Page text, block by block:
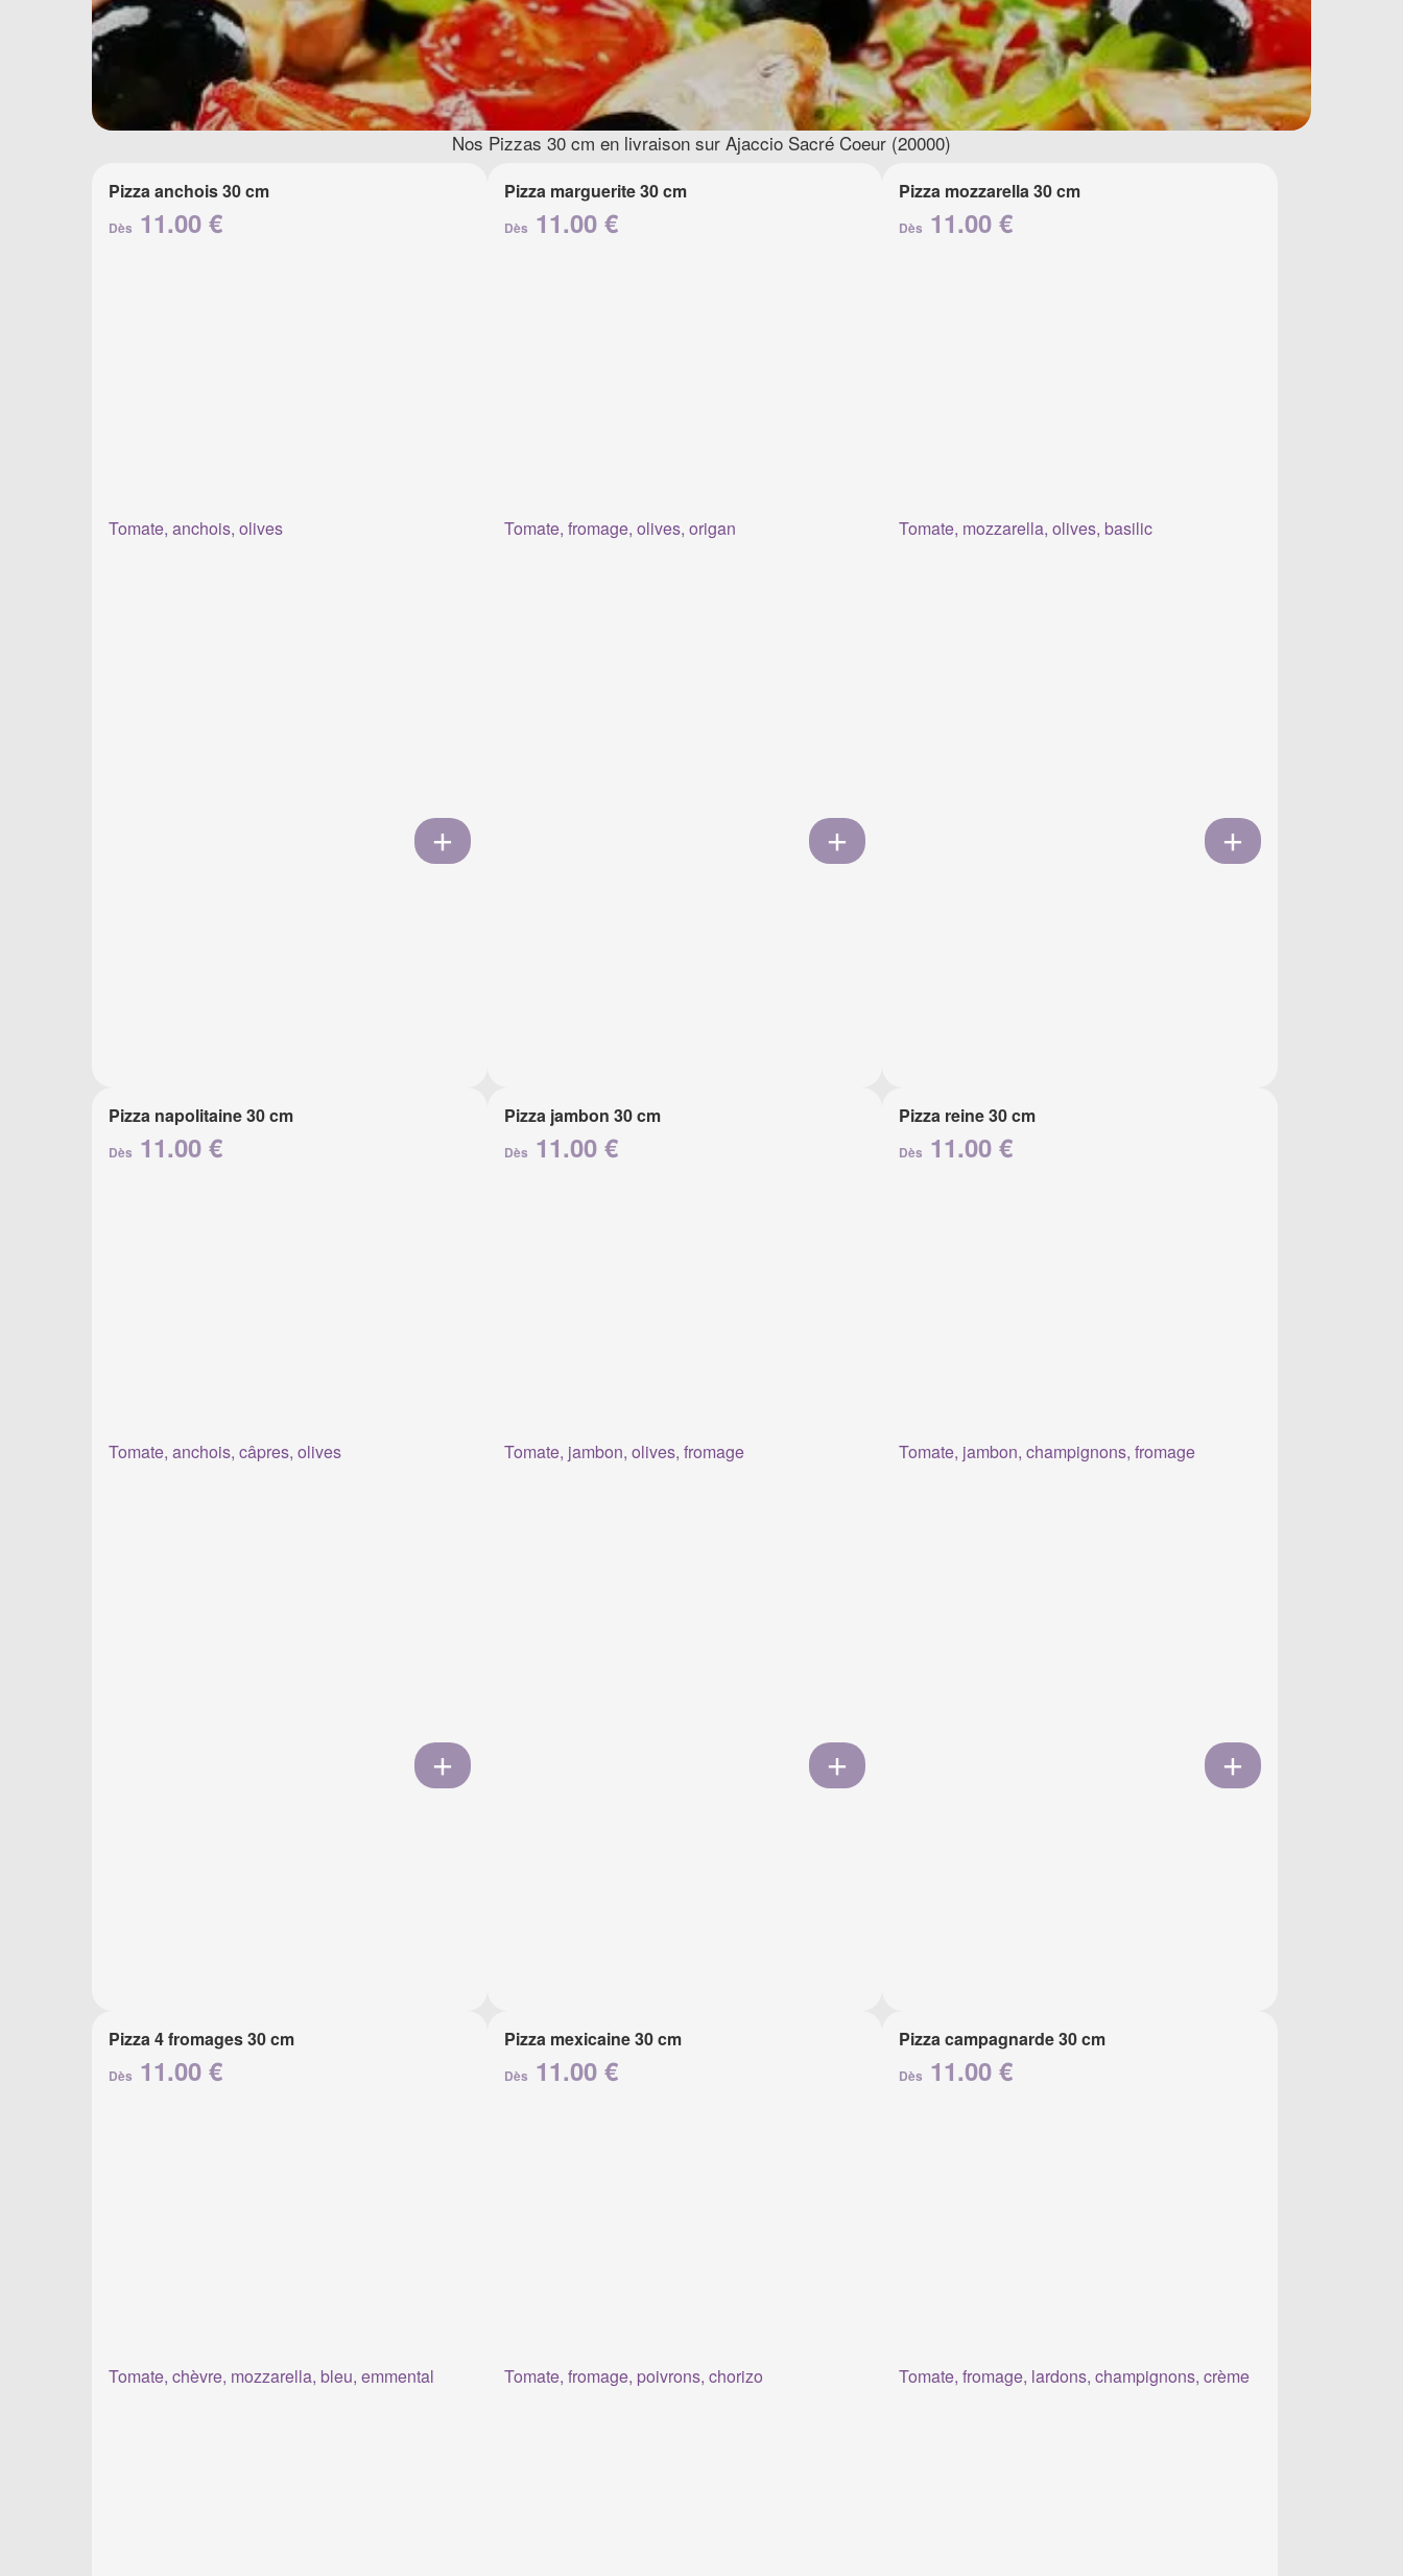
Nos Pizzas 30 cm en livraison sur Ajaccio Sacré Coeur (20000)
Pizza anchois 30 cm
Dès 11.00 €
Tomate, anchois, olives
Pizza marguerite 30 cm
Dès 11.00 €
Tomate, fromage, olives, origan
Pizza mozzarella 30 cm
Dès 11.00 €
Tomate, mozzarella, olives, basilic
Pizza napolitaine 30 cm
Dès 11.00 €
Tomate, anchois, câpres, olives
Pizza jambon 30 cm
Dès 11.00 €
Tomate, jambon, olives, fromage
Pizza reine 30 cm
Dès 11.00 €
Tomate, jambon, champignons, fromage
Pizza 4 fromages 30 cm
Dès 11.00 €
Tomate, chèvre, mozzarella, bleu, emmental
Pizza mexicaine 30 cm
Dès 11.00 €
Tomate, fromage, poivrons, chorizo
Pizza campagnarde 30 cm
Dès 11.00 €
Tomate, fromage, lardons, champignons, crème